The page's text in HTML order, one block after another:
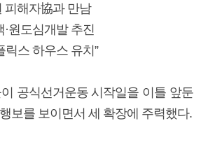
피해자協과 만남
원도심개발 추진
릭스 하우스 유치”
공식선거운동 시작일을 이틀 앞둔
보를 보이면서 세 확장에 주력했다.